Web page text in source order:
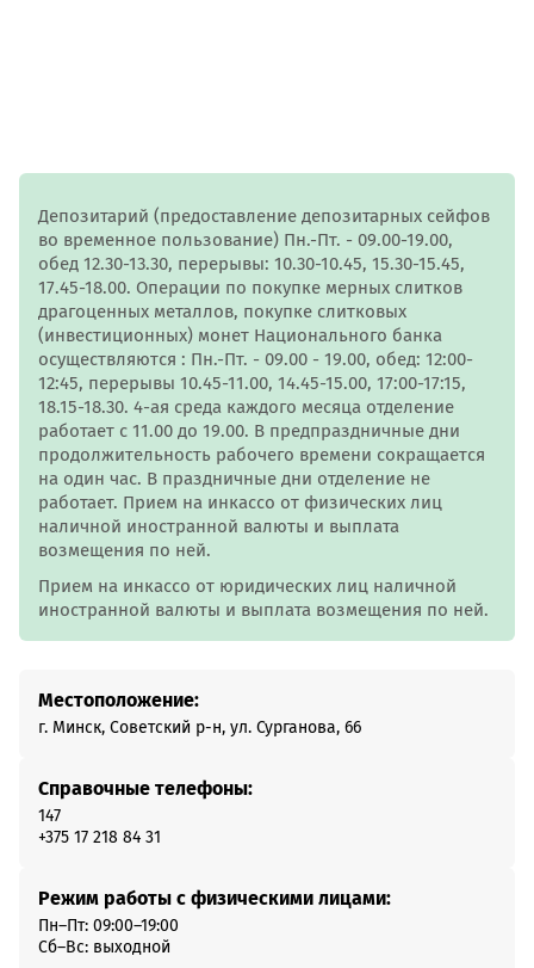
Депозитарий (предоставление депозитарных сейфов
во временное пользование) Пн.-Пт. - 09.00-19.00,
обед 12.30-13.30, перерывы: 10.30-10.45, 15.30-15.45,
17.45-18.00. Операции по покупке мерных слитков
драгоценных металлов, покупке слитковых
(инвестиционных) монет Национального банка
осуществляются : Пн.-Пт. - 09.00 - 19.00, обед: 12:00-
12:45, перерывы 10.45-11.00, 14.45-15.00, 17:00-17:15,
18.15-18.30. 4-ая среда каждого месяца отделение
работает с 11.00 до 19.00. В предпраздничные дни
продолжительность рабочего времени сокращается
на один час. В праздничные дни отделение не
работает. Прием на инкассо от физических лиц
наличной иностранной валюты и выплата
возмещения по ней.
Прием на инкассо от юридических лиц наличной
иностранной валюты и выплата возмещения по ней.
Местоположение:
г. Минск, Советский р-н, ул. Сурганова, 66
Справочные телефоны:
147
+375 17 218 84 31
Режим работы с физическими лицами:
Пн–Пт: 09:00–19:00
Сб–Вс: выходной